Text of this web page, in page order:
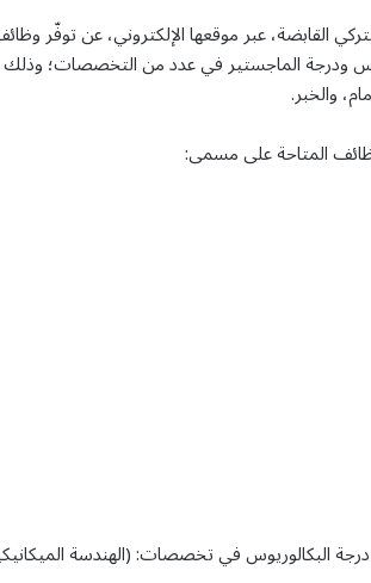
القابضة، عبر موقعها الإلكتروني، عن توفّر
ودرجة الماجستير في عدد من التخصصات؛ وذلك
والخبر.
المتاحة على مسمى:
البكالوريوس في تخصصات: (الهندسة